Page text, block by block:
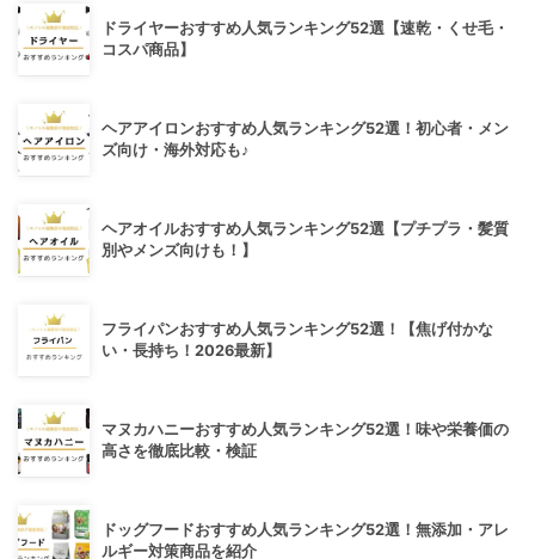
ドライヤーおすすめ人気ランキング52選【速乾・くせ毛・
コスパ商品】
ヘアアイロンおすすめ人気ランキング52選！初心者・メン
ズ向け・海外対応も♪
ヘアオイルおすすめ人気ランキング52選【プチプラ・髪質
別やメンズ向けも！】
フライパンおすすめ人気ランキング52選！【焦げ付かな
い・長持ち！2026最新】
マヌカハニーおすすめ人気ランキング52選！味や栄養価の
高さを徹底比較・検証
ドッグフードおすすめ人気ランキング52選！無添加・アレ
ルギー対策商品を紹介